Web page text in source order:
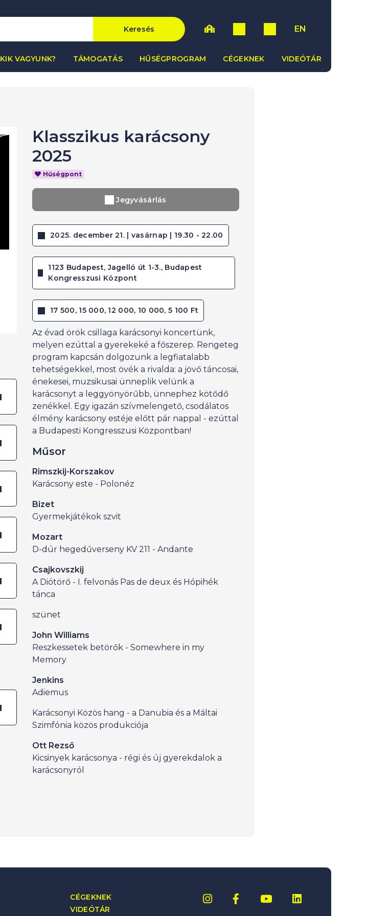
Keresés EN
KIK VAGYUNK? TÁMOGATÁS HŰSÉGPROGRAM CÉGEKNEK VIDEÓTÁR
Klasszikus karácsony
2025
Hűségpont
Jegyvásárlás
2025. december 21. | vasárnap | 19.30 - 22.00
1123 Budapest, Jagelló út 1-3., Budapest
Kongresszusi Központ
17 500, 15 000, 12 000, 10 000, 5 100 Ft
Az évad örök csillaga karácsonyi koncertünk,
melyen ezúttal a gyerekeké a főszerep. Rengeteg
program kapcsán dolgozunk a legfiatalabb
tehetségekkel, most övék a rivalda: a jövő táncosai,
énekesei, muzsikusai ünneplik velünk a
karácsonyt a leggyönyörűbb, ünnephez kötődő
zenékkel. Egy igazán szívmelengető, csodálatos
élmény karácsony estéje előtt pár nappal - ezúttal
a Budapesti Kongresszusi Központban!
Műsor
Rimszkij-Korszakov
Karácsony este - Polonéz
Bizet
Gyermekjátékok szvit
Mozart
D-dúr hegedűverseny KV 211 - Andante
Csajkovszkij
A Diótörő - I. felvonás Pas de deux és Hópihék
tánca
szünet
John Williams
Reszkessetek betörők - Somewhere in my
Memory
Jenkins
Adiemus
Karácsonyi Közös hang - a Danubia és a Máltai
Szimfónia közös produkciója
Ott Rezső
Kicsinyek karácsonya - régi és új gyerekdalok a
karácsonyról
CÉGEKNEK
VIDEÓTÁR